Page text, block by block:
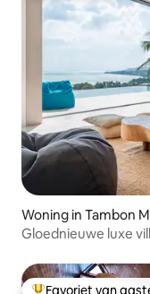
Woning in Tambon
Gloednieuwe luxe
Favoriet van